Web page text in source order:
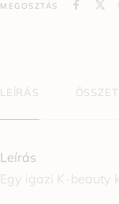
MEGOSZTÁS
LEÍRÁS
Leírás
Egy igazi K-beauty